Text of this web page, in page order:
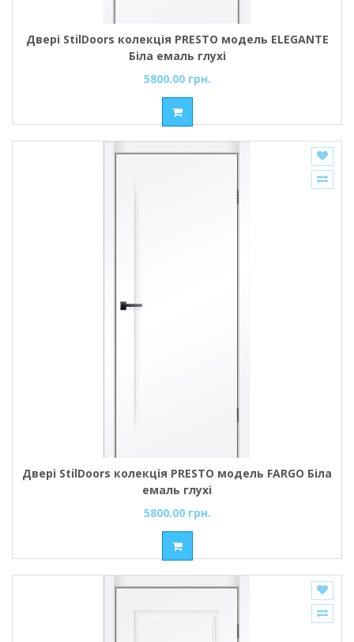
Двері StilDoors колекція PRESTO модель ELEGANTE
Біла емаль глухі
5800.00 грн.
Двері StilDoors колекція PRESTO модель FARGO Біла
емаль глухі
5800.00 грн.